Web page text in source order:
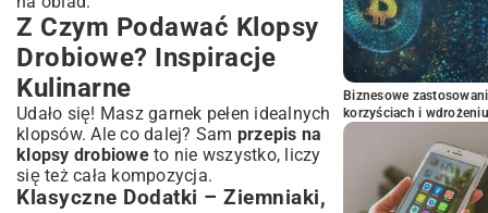
Z Czym Podawać Klopsy
Drobiowe? Inspiracje
Kulinarne
Udało się! Masz garnek pełen idealnych
klopsów. Ale co dalej? Sam przepis na
klopsy drobioweto nie wszystko, liczy
się też cała kompozycja.
Klasyczne Dodatki – Ziemniaki,
Biznesowe
korzyściach i wdrożeniu